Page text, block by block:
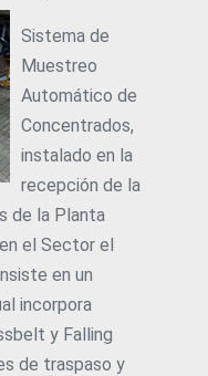
Sistema de
Muestreo
Automático de
Concentrados,
instalado en la
recepción de la
de la Planta
el Sector el
en un
incorpora
y Falling
de traspaso y